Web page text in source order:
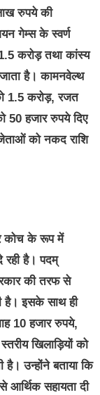
रुपये की
गेम्स के स्वर्ण
करोड़ तथा कांस्य
है। कामनवेल्थ
1.5 करोड़, रजत
50 हजार रुपये दिए
को नकद राशि
कोच के रूप में
रही है। पदम्
की तरफ से
है। इसके साथ ही
10 हजार रुपये,
खिलाड़ियों को
है। उन्होंने बताया कि
आर्थिक सहायता दी